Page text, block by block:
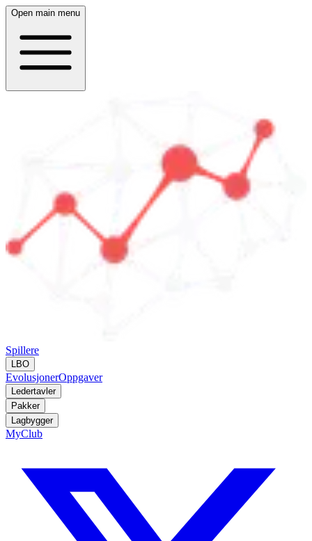
Open main menu
Spillere
LBO
EvolusjonerOppgaver
Ledertavler
Pakker
Lagbygger
MyClub